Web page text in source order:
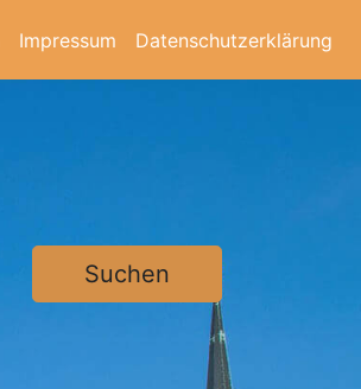
Impressum Datenschutzerklärung
Suchen